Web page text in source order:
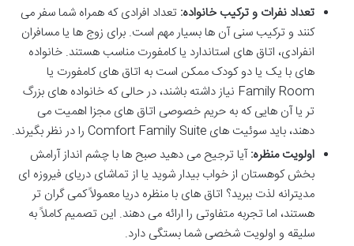
تعداد نفرات و ترکیب خانواده: تعداد افرادی که همراه شما سفر می
کنند و ترکیب سنی آن ها بسیار مهم است. برای زوج ها یا مسافران
انفرادی، اتاق های استاندارد یا کامفورت مناسب هستند. خانواده
های با یک یا دو کودک ممکن است به اتاق های کامفورت یا
Family Room نیاز داشته باشند، در حالی که خانواده های بزرگ
تر یا آن هایی که به حریم خصوصی اتاق های مجزا اهمیت می
دهند، باید سوئیت های Comfort Family Suite را در نظر بگیرند.
اولویت منظره:آیا ترجیح می دهید صبح ها با چشم انداز آرامش
بخش کوهستان از خواب بیدار شوید یا از تماشای دریای فیروزه ای
مدیترانه لذت ببرید؟ اتاق های با منظره دریا معمولاً کمی گران تر
هستند، اما تجربه متفاوتی را ارائه می دهند. این تصمیم کاملاً به
سلیقه و اولویت شخصی شما بستگی دارد.